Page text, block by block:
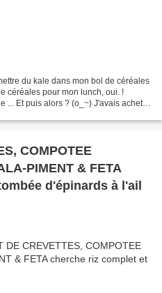
du kale dans mon bol de céréales
céréales pour mon lunch, oui. !
... Et puis alors ? (o_~) J'avais acheté
COMPOTEE
PIMENT & FETA
d'épinards à l'ail